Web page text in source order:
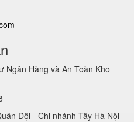
Ngân Hàng và An Toàn Kho
Đội - Chi nhánh Tây Hà Nội